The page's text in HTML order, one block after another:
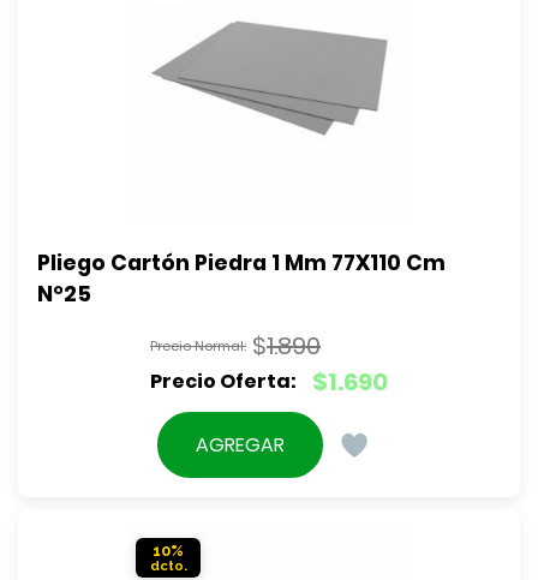
Pliego Cartón Piedra 1 Mm 77X110 Cm
N°25
$1.890
El
original
$1.690
El
precio
actual
AGREGAR
10%